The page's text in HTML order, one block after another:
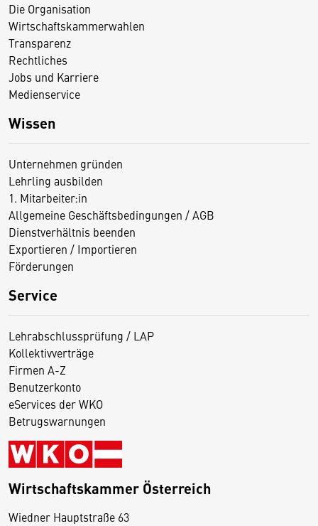
Die Organisation
Wirtschaftskammerwahlen
Transparenz
Rechtliches
Jobs und Karriere
Medienservice
Wissen
Unternehmen gründen
Lehrling ausbilden
1. Mitarbeiter:in
Allgemeine Geschäftsbedingungen / AGB
Dienstverhältnis beenden
Exportieren / Importieren
Förderungen
Service
Lehrabschlussprüfung / LAP
Kollektivverträge
Firmen A-Z
Benutzerkonto
eServices der WKO
Betrugswarnungen
Wirtschaftskammer Österreich
Wiedner Hauptstraße 63
D